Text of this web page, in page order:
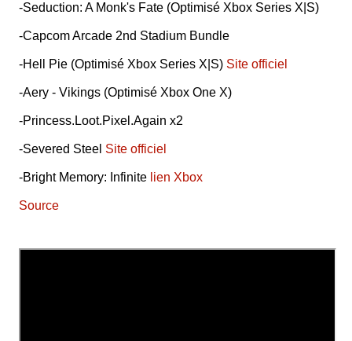
-Seduction: A Monk's Fate (Optimisé Xbox Series X|S)
-Capcom Arcade 2nd Stadium Bundle
-Hell Pie (Optimisé Xbox Series X|S) Site officiel
-Aery - Vikings (Optimisé Xbox One X)
-Princess.Loot.Pixel.Again x2
-Severed Steel Site officiel
-Bright Memory: Infinite lien Xbox
Source